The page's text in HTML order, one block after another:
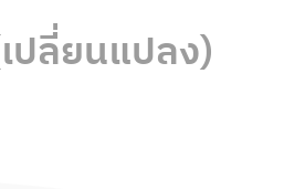
ปลี่ยนแปลง)